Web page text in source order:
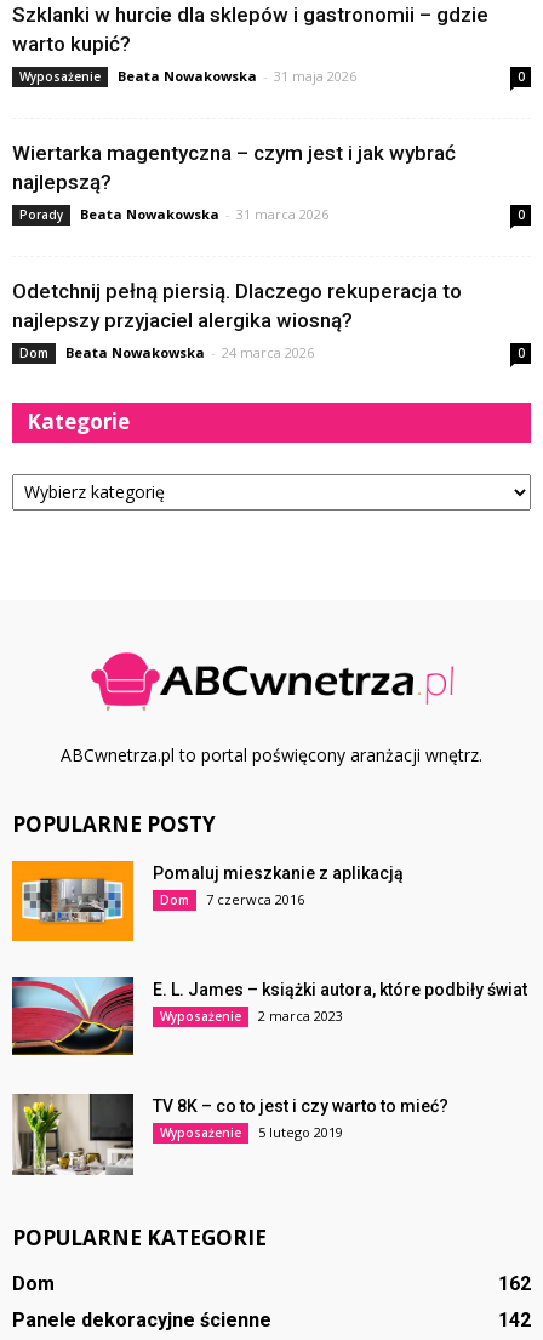
Szklanki w hurcie dla sklepów i gastronomii – gdzie
warto kupić?
Wyposażenie Beata Nowakowska - 31 maja 2026 0
Wiertarka magentyczna – czym jest i jak wybrać
najlepszą?
Porady Beata Nowakowska - 31 marca 2026 0
Odetchnij pełną piersią. Dlaczego rekuperacja to
najlepszy przyjaciel alergika wiosną?
Dom Beata Nowakowska - 24 marca 2026 0
Kategorie
Kategorie
ABCwnetrza.pl to portal poświęcony aranżacji wnętrz.
POPULARNE POSTY
Pomaluj mieszkanie z aplikacją
Dom 7 czerwca 2016
E. L. James – książki autora, które podbiły świat
Wyposażenie 2 marca 2023
TV 8K – co to jest i czy warto to mieć?
Wyposażenie 5 lutego 2019
POPULARNE KATEGORIE
Dom
162
Panele dekoracyjne ścienne
142